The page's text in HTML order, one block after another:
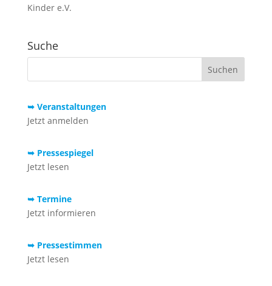
Kinder e.V.
Suche
➥ Veranstaltungen
Jetzt anmelden
➥ Pressespiegel
Jetzt lesen
➥ Termine
Jetzt informieren
➥ Pressestimmen
Jetzt lesen